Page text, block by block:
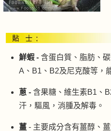
鮮蝦 - 含蛋白質、脂肪、
A、B1、B2及尼克酸等，
蔥 - 含果糖、維生素B1、
汗，驅風，消腫及解毒。
薑 - 主要成分含有薑醇、